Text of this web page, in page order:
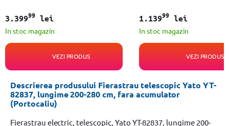
3.39999lei
In stoc magazin
VEZI PRODUS
1.13999lei
In stoc magazin
VEZI PRODUS
Descrierea produsului Fierastrau telescopic Yato YT-
82837, lungime 200-280 cm, fara acumulator
(Portocaliu)
Fierastrau electric, telescopic, Yato YT-82837, lungime 200-